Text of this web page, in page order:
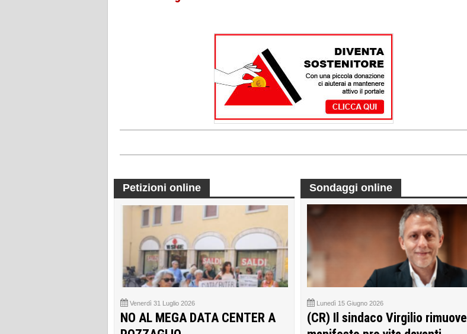
Petizioni online
Venerdì 31 Luglio 2026
NO AL MEGA DATA CENTER A
Sondaggi online
Lunedì 15 Giugno 2026
(CR) Il sindaco Virgilio rimuove